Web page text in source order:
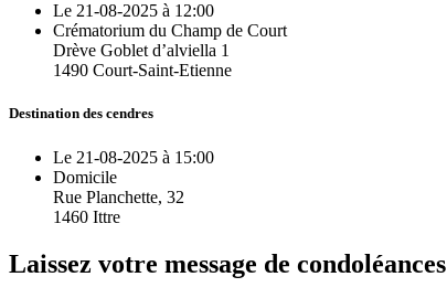
Le 21-08-2025 à 12:00
Crématorium du Champ de Court
Drève Goblet d’alviella 1
1490 Court-Saint-Etienne
Destination des cendres
Le 21-08-2025 à 15:00
Domicile
Rue Planchette, 32
1460 Ittre
Laissez votre message de condoléances